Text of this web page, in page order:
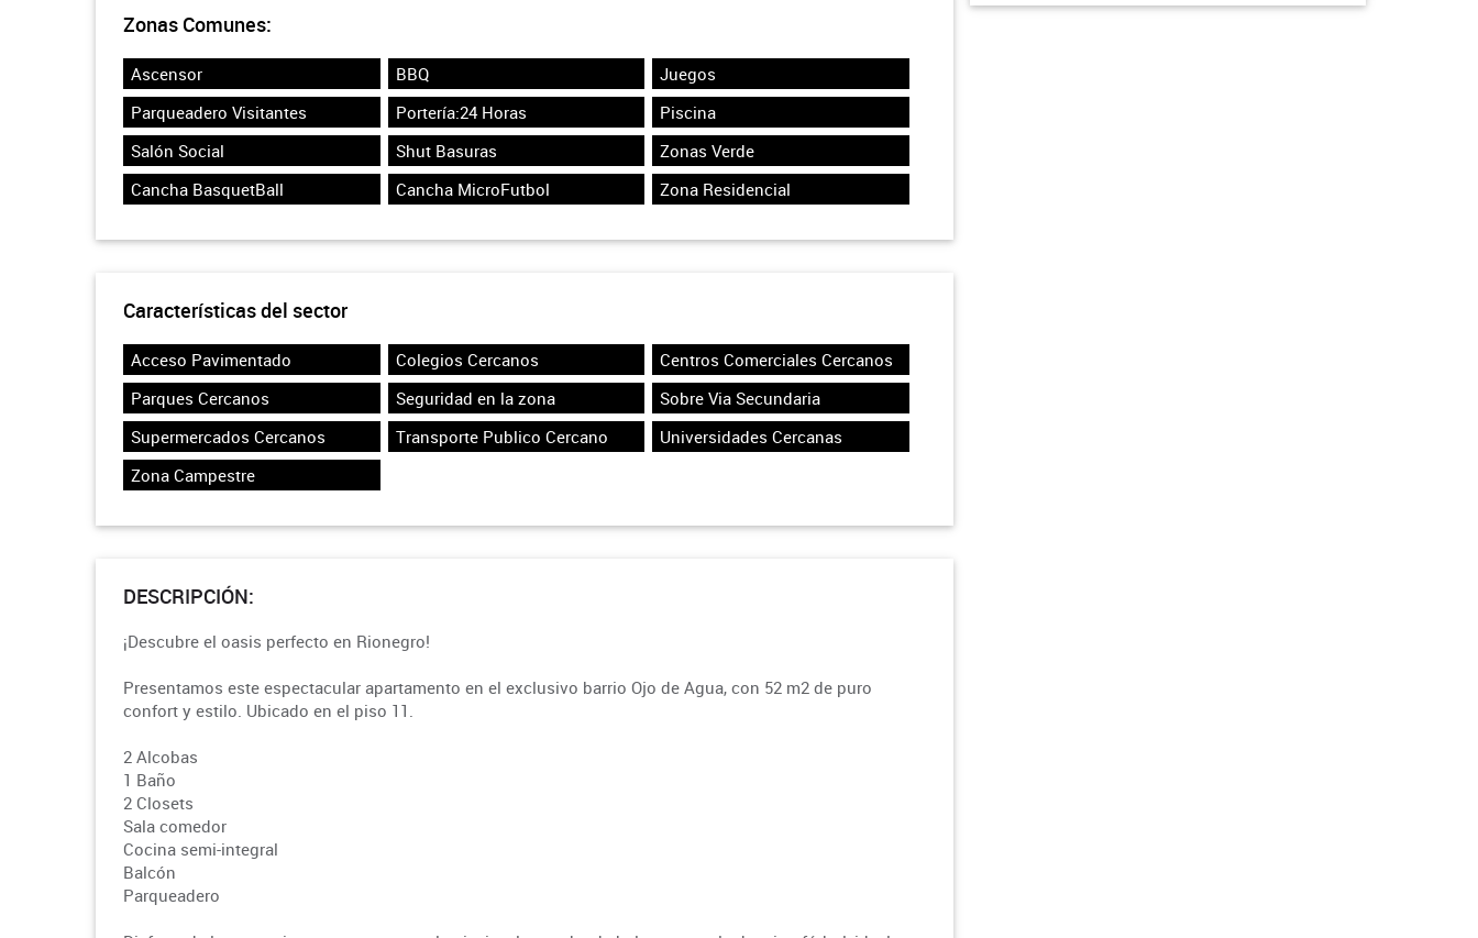
Zonas Comunes:
Ascensor BBQ
Juegos
Parqueadero Visitantes
Portería:24 Horas
Piscina
Salón Social
Shut Basuras
Zonas Verde
Cancha BasquetBall
Cancha MicroFutbol Zona Residencial
Características del sector
Acceso Pavimentado Colegios Cercanos
Centros Comerciales Cercanos
Parques Cercanos
Seguridad en la zona
Sobre Via Secundaria
Supermercados Cercanos
Transporte Publico Cercano
Universidades Cercanas
Zona Campestre
DESCRIPCIÓN:
¡Descubre el oasis perfecto en Rionegro!
Presentamos este espectacular apartamento en el exclusivo barrio Ojo de Agua, con 52 m2 de puro
confort y estilo. Ubicado en el piso 11.
2 Alcobas
1 Baño
2 Closets
Sala comedor
Cocina semi-integral
Balcón
Parqueadero